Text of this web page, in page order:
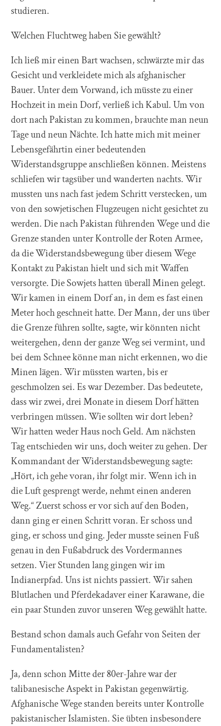
studieren.
Welchen Fluchtweg haben Sie gewählt?
Ich ließ mir einen Bart wachsen, schwärzte mir das
Gesicht und verkleidete mich als afghanischer
Bauer. Unter dem Vorwand, ich müsste zu einer
Hochzeit in mein Dorf, verließ ich Kabul. Um von
dort nach Pakistan zu kommen, brauchte man neun
Tage und neun Nächte. Ich hatte mich mit meiner
Lebensgefährtin einer bedeutenden
Widerstandsgruppe anschließen können. Meistens
schliefen wir tagsüber und wanderten nachts. Wir
mussten uns nach fast jedem Schritt verstecken, um
von den sowjetischen Flugzeugen nicht gesichtet zu
werden. Die nach Pakistan führenden Wege und die
Grenze standen unter Kontrolle der Roten Armee,
da die Widerstandsbewegung über diesem Wege
Kontakt zu Pakistan hielt und sich mit Waffen
versorgte. Die Sowjets hatten überall Minen gelegt.
Wir kamen in einem Dorf an, in dem es fast einen
Meter hoch geschneit hatte. Der Mann, der uns über
die Grenze führen sollte, sagte, wir könnten nicht
weitergehen, denn der ganze Weg sei vermint, und
bei dem Schnee könne man nicht erkennen, wo die
Minen lägen. Wir müssten warten, bis er
geschmolzen sei. Es war Dezember. Das bedeutete,
dass wir zwei, drei Monate in diesem Dorf hätten
verbringen müssen. Wie sollten wir dort leben?
Wir hatten weder Haus noch Geld. Am nächsten
Tag entschieden wir uns, doch weiter zu gehen. Der
Kommandant der Widerstandsbewegung sagte:
„Hört, ich gehe voran, ihr folgt mir. Wenn ich in
die Luft gesprengt werde, nehmt einen anderen
Weg.“ Zuerst schoss er vor sich auf den Boden,
dann ging er einen Schritt voran. Er schoss und
ging, er schoss und ging. Jeder musste seinen Fuß
genau in den Fußabdruck des Vordermannes
setzen. Vier Stunden lang gingen wir im
Indianerpfad. Uns ist nichts passiert. Wir sahen
Blutlachen und Pferdekadaver einer Karawane, die
ein paar Stunden zuvor unseren Weg gewählt hatte.
Bestand schon damals auch Gefahr von Seiten der
Fundamentalisten?
Ja, denn schon Mitte der 80er-Jahre war der
talibanesische Aspekt in Pakistan gegenwärtig.
Afghanische Wege standen bereits unter Kontrolle
pakistanischer Islamisten. Sie übten insbesondere